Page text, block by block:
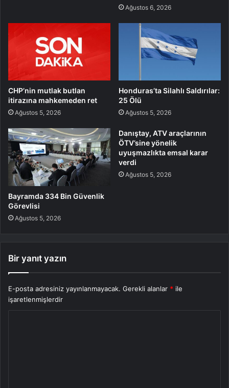
Ağustos 6, 2026
CHP’nin mutlak butlan
itirazına mahkemeden ret
Ağustos 5, 2026
Honduras’ta Silahlı Saldırılar:
25 Ölü
Ağustos 5, 2026
Bayramda 334 Bin Güvenlik
Görevlisi
Ağustos 5, 2026
Danıştay, ATV araçlarının
ÖTV’sine yönelik
uyuşmazlıkta emsal karar
verdi
Ağustos 5, 2026
Bir yanıt yazın
E-posta adresiniz yayınlanmayacak. Gerekli alanlar * ile
işaretlenmişlerdir